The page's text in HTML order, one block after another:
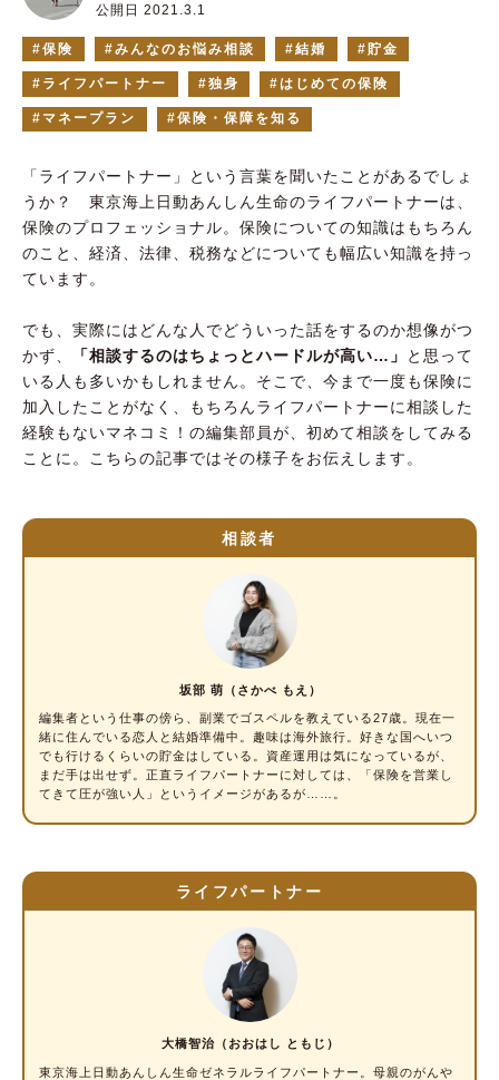
公開日 2021.3.1
保険 みんなのお悩み相談 結婚 貯金
ライフパートナー 独身 はじめての保険
マネープラン 保険・保障を知る
「ライフパートナー」という⾔葉を聞いたことがあるでしょ
うか？ 東京海上日動あんしん生命のライフパートナーは、
保険のプロフェッショナル。保険についての知識はもちろん
のこと、経済、法律、税務などについても幅広い知識を持っ
ています。
でも、実際にはどんな人でどういった話をするのか想像がつ
かず、
「相談するのはちょっとハードルが高い…」
と思って
いる人も多いかもしれません。そこで、今まで一度も保険に
加入したことがなく、もちろんライフパートナーに相談した
経験もないマネコミ！の編集部員が、初めて相談をしてみる
ことに。こちらの記事ではその様子をお伝えします。
相談者
坂部 萌（さかべ もえ）
編集者という仕事の傍ら、副業でゴスペルを教えている27歳。現在一
緒に住んでいる恋人と結婚準備中。趣味は海外旅行。好きな国へいつ
でも行けるくらいの貯金はしている。資産運用は気になっているが、
まだ手は出せず。正直ライフパートナーに対しては、「保険を営業し
てきて圧が強い人」というイメージがあるが……。
ライフパートナー
大橋智治（おおはし ともじ）
東京海上日動あんしん生命ゼネラルライフパートナー。母親のがんや